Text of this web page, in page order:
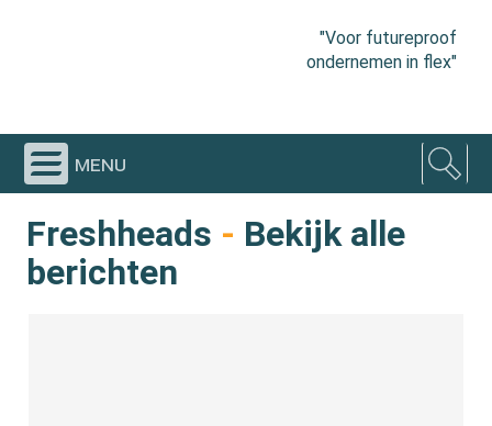
"Voor futureproof
ondernemen in flex"
menu
Freshheads - Bekijk alle
berichten